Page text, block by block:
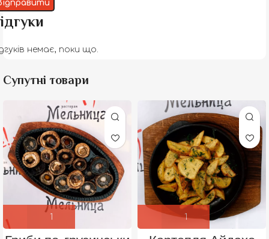
немає, поки що.
Супутні товари